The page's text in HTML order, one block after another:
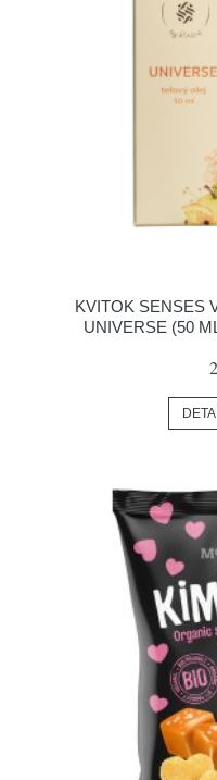
KVITOK SENSES
UNIVERSE (50